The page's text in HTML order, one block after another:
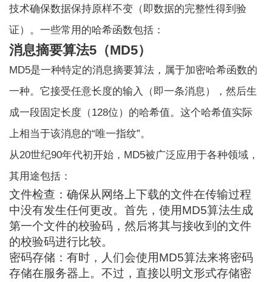
技术确保数据保持原样不变（即数据的完整性得到验
证）。一些常用的哈希函数包括：
消息摘要算法5（MD5）
MD5是一种特定的消息摘要算法，属于加密哈希函数的
一种。它接受任意长度的输入（即一条消息），然后生
成一段固定长度（128位）的哈希值。这个哈希值实际
上相当于该消息的“唯一指纹”。
从20世纪90年代初开始，MD5被广泛应用于各种领域，
其用途包括：
文件检查：确保从网络上下载的文件在传输过程
中没有发生任何更改。首先，使用MD5算法生成
第一个文件的校验码，然后将其与接收到的文件
的校验码进行比较。
密码存储：有时，人们会使用MD5算法来将密码
存储在服务器上。不过，直接以明文形式存储密